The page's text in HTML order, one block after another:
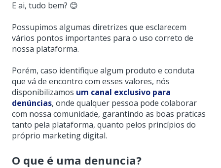
E ai, tudo bem? 😊
Possupimos algumas diretrizes que esclarecem
vários pontos importantes para o uso correto de
nossa plataforma.
Porém, caso identifique algum produto e conduta
que vá de encontro com esses valores, nós
disponibilizamos um canal exclusivo para
denúncias, onde qualquer pessoa pode colaborar
com nossa comunidade, garantindo as boas praticas
tanto pela plataforma, quanto pelos princípios do
próprio marketing digital.
O que é uma denuncia?